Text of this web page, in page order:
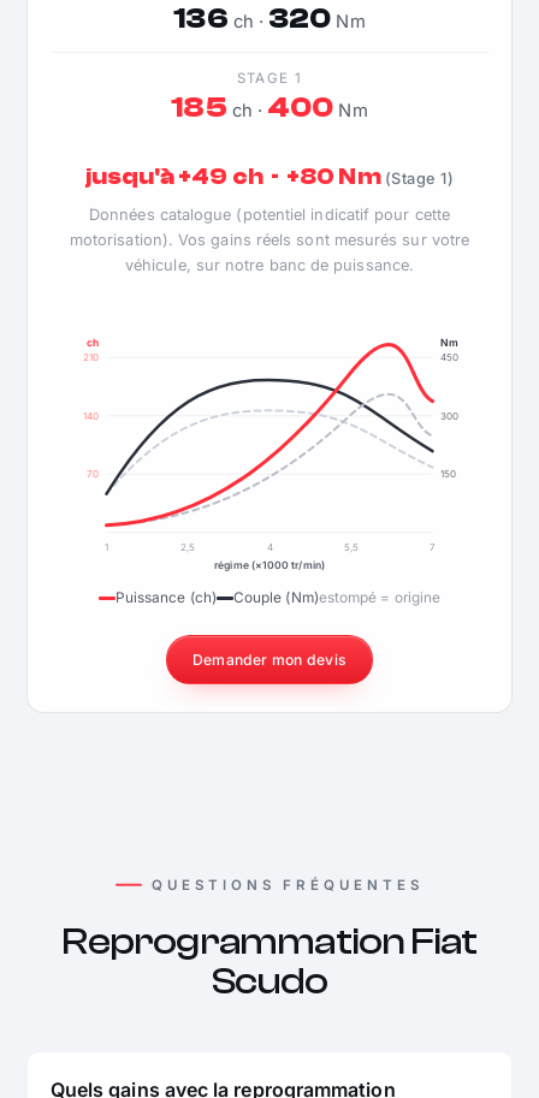
136 ch · 320 Nm
STAGE 1
185 ch · 400 Nm
jusqu'à +49 ch · +80 Nm (Stage 1)
Données catalogue (potentiel indicatif pour cette
motorisation). Vos gains réels sont mesurés sur votre
véhicule, sur notre banc de puissance.
70
140
210
150
300
450
ch Nm
1 2,5 4 5,5
7
régime (×1000 tr/min)
Puissance (ch) Couple (Nm)estompé = origine
Demander mon devis
QUESTIONS FRÉQUENTES
Reprogrammation Fiat
Scudo
Quels gains avec la reprogrammation